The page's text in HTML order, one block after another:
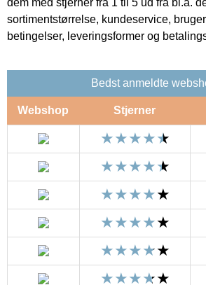
sortimentstørrelse, kundeservice,
betingelser, leveringsformer og
Bedst anmeldte
Webshop Stjerner